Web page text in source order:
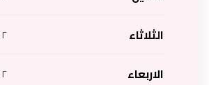
الثلاثاء ٢ ظهرا حتى ١٠م
الاربعاء ٢ ظهرا حتى ١٠م